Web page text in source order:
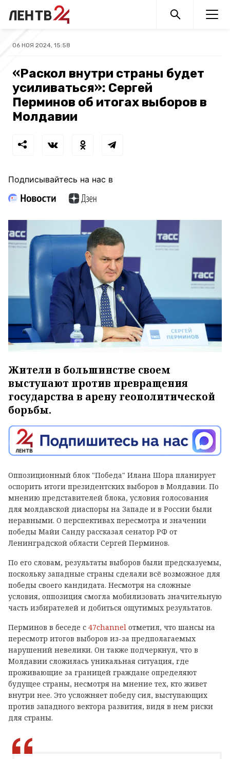
06 НОЯ 2024, 15:58
«Раскол внутри страны будет
усиливаться»: Сергей
Перминов об итогах выборов в
Молдавии
Подписывайтесь на нас в
Жители в большинстве своем
выступают против превращения
государства в арену геополитической
борьбы.
Оппозиционный блок "Победа" Илана Шора планирует
оспорить итоги президентских выборов в Молдавии. По
мнению представителей блока, условия голосования
для молдавской диаспоры на Западе и в России были
неравными. О перспективах пересмотра и значении
победы Майи Санду рассказал сенатор РФ от
Ленинградской области Сергей Перминов.
По его словам, результаты выборов были предсказуемы,
поскольку западные страны сделали всё возможное для
победы своего кандидата. Несмотря на сложные
условия, оппозиция смогла мобилизовать значительную
часть избирателей и добиться ощутимых результатов.
Перминов в беседе с 47channel отметил, что шансы на
пересмотр итогов выборов из-за предполагаемых
нарушений невелики. Он также подчеркнул, что в
Молдавии сложилась уникальная ситуация, где
проживающие за границей граждане определяют
будущее страны, несмотря на мнение тех, кто живет
внутри нее. Это усложняет победу сил, выступающих
против западного вектора развития, видя в нем риски
для страны.